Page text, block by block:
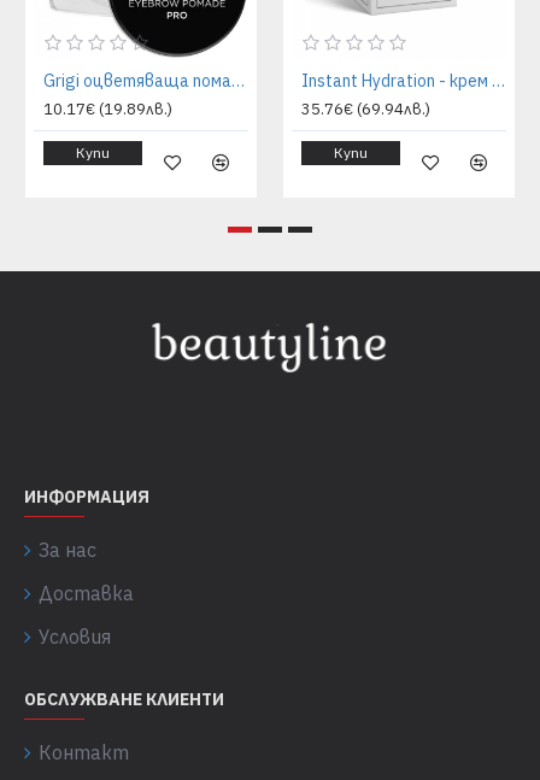
Grigi оцветяваща помада за вежди - 10 almost black | GRIGI
10.17€ (19.89лв.)
Купи
Instant Hydration - крем за лице - 50 ml | WoodenSpoon
35.76€ (69.94лв.)
Купи
ИНФОРМАЦИЯ
За нас
Доставка
Условия
ОБСЛУЖВАНЕ КЛИЕНТИ
Контакт